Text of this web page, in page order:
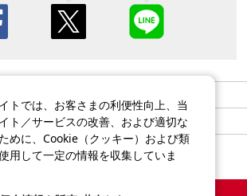
サイトマップ
トでは、お客さまの利便性向上、当
ト／サービスの改善、および適切な
めに、Cookie（クッキー）および類
用して一定の情報を収集していま